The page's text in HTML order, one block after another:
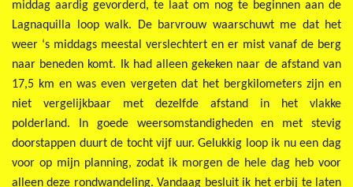
middag aardig gevorderd, te laat om nog te beginnen aan de
Lagnaquilla loop walk. De barvrouw waarschuwt me dat het
weer ‘s middags meestal verslechtert en er mist vanaf de berg
naar beneden komt. Ik had alleen gekeken naar de afstand van
17,5 km en was even vergeten dat het bergkilometers zijn en
niet vergelijkbaar met dezelfde afstand in het vlakke
polderland. In goede weersomstandigheden en met stevig
doorstappen duurt de tocht vijf uur. Gelukkig loop ik nu een dag
voor op mijn planning, zodat ik morgen de hele dag heb voor
alleen deze rondwandeling. Vandaag besluit ik het erbij te laten